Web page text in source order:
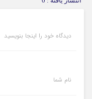
دیدگاه خود را اینجا بنویسید
نام شما